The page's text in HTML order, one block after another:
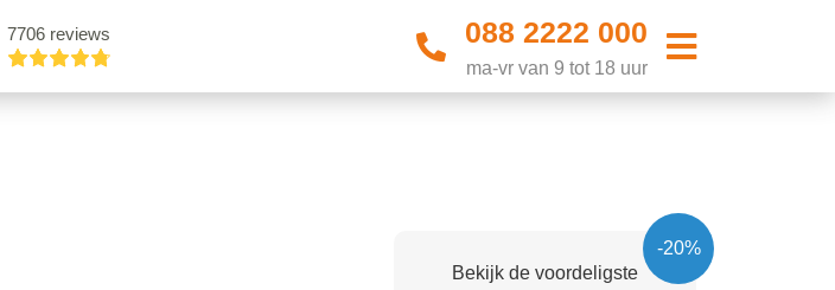
7706 reviews 088 2222 000
ma-vr van 9 tot 18 uur
-20%
Bekijk de voordeligste